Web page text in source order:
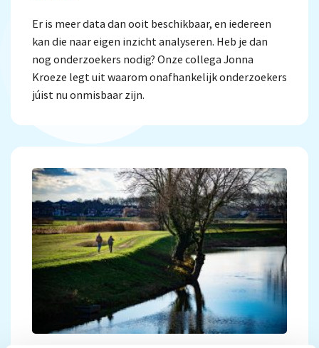
Er is meer data dan ooit beschikbaar, en iedereen
kan die naar eigen inzicht analyseren. Heb je dan
nog onderzoekers nodig? Onze collega Jonna
Kroeze legt uit waarom onafhankelijk onderzoekers
júist nu onmisbaar zijn.